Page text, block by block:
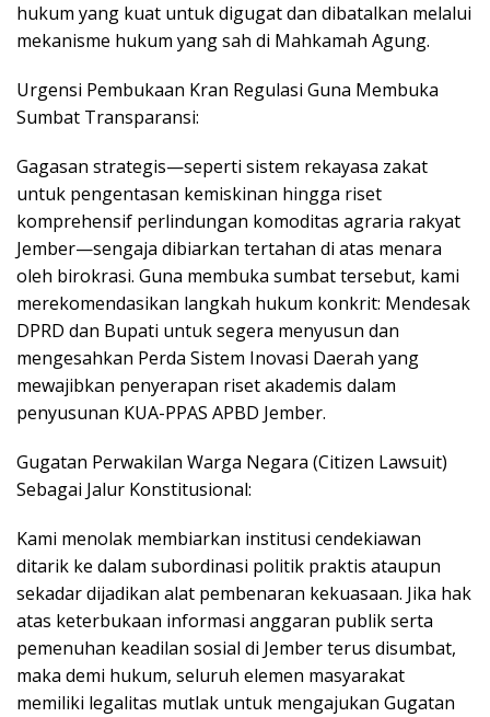
hukum yang kuat untuk digugat dan dibatalkan melalui
mekanisme hukum yang sah di Mahkamah Agung.
​Urgensi Pembukaan Kran Regulasi Guna Membuka
Sumbat Transparansi:
Gagasan strategis—seperti sistem rekayasa zakat
untuk pengentasan kemiskinan hingga riset
komprehensif perlindungan komoditas agraria rakyat
Jember—sengaja dibiarkan tertahan di atas menara
oleh birokrasi. Guna membuka sumbat tersebut, kami
merekomendasikan langkah hukum konkrit: Mendesak
DPRD dan Bupati untuk segera menyusun dan
mengesahkan Perda Sistem Inovasi Daerah yang
mewajibkan penyerapan riset akademis dalam
penyusunan KUA-PPAS APBD Jember.
​Gugatan Perwakilan Warga Negara (Citizen Lawsuit)
Sebagai Jalur Konstitusional:
Kami menolak membiarkan institusi cendekiawan
ditarik ke dalam subordinasi politik praktis ataupun
sekadar dijadikan alat pembenaran kekuasaan. Jika hak
atas keterbukaan informasi anggaran publik serta
pemenuhan keadilan sosial di Jember terus disumbat,
maka demi hukum, seluruh elemen masyarakat
memiliki legalitas mutlak untuk mengajukan Gugatan